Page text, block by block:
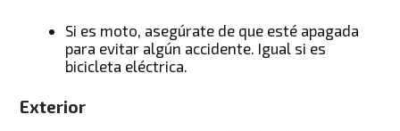
Si es moto, asegúrate de que esté apagada
para evitar algún accidente. Igual si es
bicicleta eléctrica.
Exterior